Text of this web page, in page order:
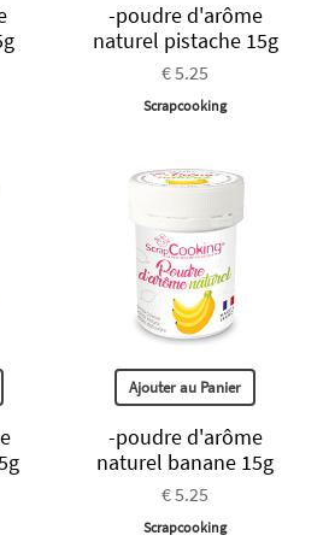
-poudre d'arôme
naturel pistache 15g
€ 5.25
Scrapcooking
Ajouter au Panier
-poudre d'arôme
naturel banane 15g
€ 5.25
Scrapcooking